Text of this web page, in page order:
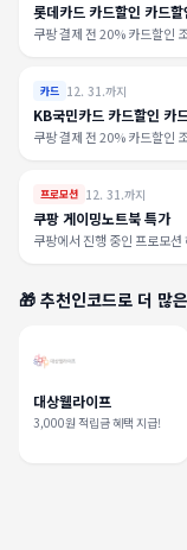
롯데카드 카드할인 카드할
쿠팡 결제 전 20% 카드할인
카드 12. 31.까지
KB국민카드 카드할인 카
쿠팡 결제 전 20% 카드할인
프로모션 12. 31.까지
쿠팡 게이밍노트북 특가
쿠팡에서 진행 중인 프로모
🎁 추천인코드로 더 많
대상웰라이프
3,000원 적립금 혜택 지급!